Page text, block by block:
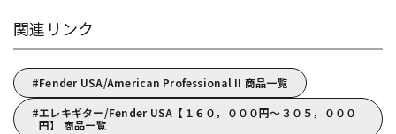
関連リンク
Fender USA/American Professional II 商品一覧
エレキギター/Fender USA【１６０，０００円～３０５，０００
円】 商品一覧